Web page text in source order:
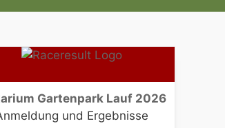
Gartenpark Lauf 2026
und Ergebnisse